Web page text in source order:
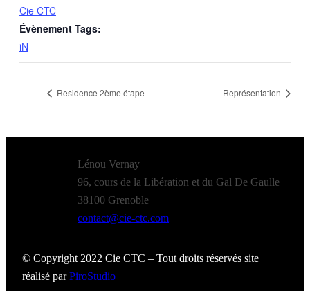
Cie CTC
Évènement Tags:
iN
Residence 2ème étape Représentation
Lénou Vernay
96, cours de la Libération et du Gal De Gaulle
38100 Grenoble
contact@cie-ctc.com
© Copyright 2022 Cie CTC – Tout droits réservés site
réalisé parPiroStudio